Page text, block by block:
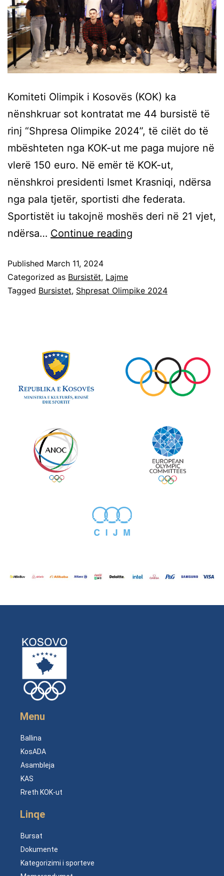
Komiteti Olimpik i Kosovës (KOK) ka
nënshkruar sot kontratat me 44 bursistë të
rinj “Shpresa Olimpike 2024”, të cilët do të
mbështeten nga KOK-ut me paga mujore në
vlerë 150 euro. Në emër të KOK-ut,
nënshkroi presidenti Ismet Krasniqi, ndërsa
nga pala tjetër, sportisti dhe federata.
Sportistët iu takojnë moshës deri në 21 vjet,
ndërsa… Continue reading
Published March 11, 2024
Categorized as Bursistët, Lajme
Tagged Bursistet, Shpresat Olimpike 2024
Menu
Ballina
KosADA
Asambleja
KAS
Rreth KOK-ut
Linqe
Bursat
Dokumente
Kategorizimi i sporteve